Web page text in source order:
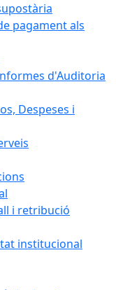
pagament als
d'Auditoria
Despeses i
i retribució
institucional